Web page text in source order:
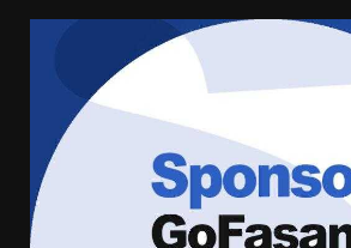
Rivoluzione”:
appuntamento con
Banda”
7 Agosto 2026 06:05
US Fasano,
amarezza per
campionato di
7 Agosto 2026 06:00